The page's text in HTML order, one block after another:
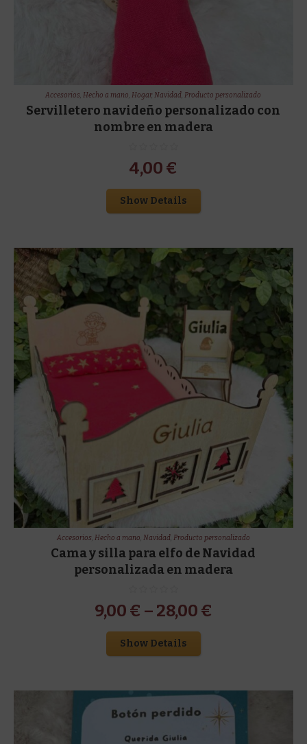
Accesorios,Hecho a mano,Hogar,Navidad,Producto personalizado
Servilletero navideño personalizado con
nombre en madera
4,00 €
Show Details
Accesorios, Hecho a mano, Navidad, Producto personalizado
Cama y silla para elfo de Navidad
personalizada en madera
9,00 € – 28,00 €
Show Details